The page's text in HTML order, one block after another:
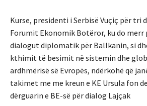
Kurse, presidenti i Serbisë Vuçiç për tri
Forumit Ekonomik Botëror, ku do merr
dialogut diplomatik për Ballkanin, si
kthimit të besimit në sistemin dhe
ardhmërisë së Evropës, ndërkohë që
takimet me me kreun e KE Ursula fon
dërguarin e BE-së për dialog Lajçak